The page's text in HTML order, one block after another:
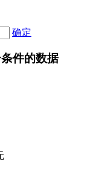
确定
件的数据